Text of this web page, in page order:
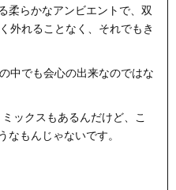
柔らかなアンビエントで、双
外れることなく、それでもき
中でも会心の出来なのではな
ックスもあるんだけど、こ
もんじゃないです。